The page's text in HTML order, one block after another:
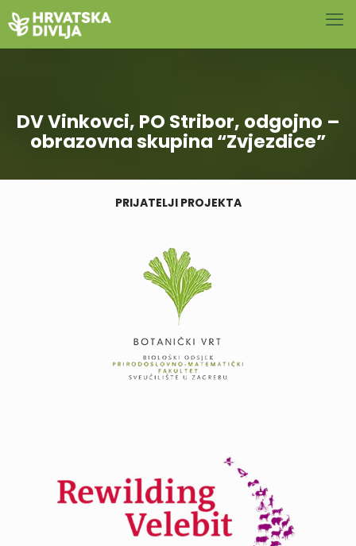
DV Vinkovci, PO Stribor, odgojno –
obrazovna skupina “Zvjezdice”
PRIJATELJI PROJEKTA